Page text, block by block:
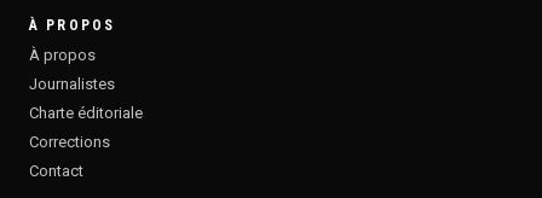
À PROPOS
À propos
Journalistes
Charte éditoriale
Corrections
Contact